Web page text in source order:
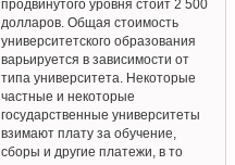
продвинутого уровня стоит 2 500
долларов. Общая стоимость
университетского образования
варьируется в зависимости от
типа университета. Некоторые
частные и некоторые
государственные университеты
взимают плату за обучение,
сборы и другие платежи, в то